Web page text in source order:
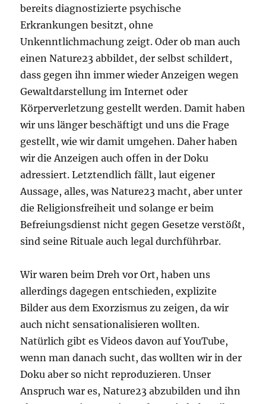
bereits diagnostizierte psychische
Erkrankungen besitzt, ohne
Unkenntlichmachung zeigt. Oder ob man auch
einen Nature23 abbildet, der selbst schildert,
dass gegen ihn immer wieder Anzeigen wegen
Gewaltdarstellung im Internet oder
Körperverletzung gestellt werden. Damit haben
wir uns länger beschäftigt und uns die Frage
gestellt, wie wir damit umgehen. Daher haben
wir die Anzeigen auch offen in der Doku
adressiert. Letztendlich fällt, laut eigener
Aussage, alles, was Nature23 macht, aber unter
die Religionsfreiheit und solange er beim
Befreiungsdienst nicht gegen Gesetze verstößt,
sind seine Rituale auch legal durchführbar.
Wir waren beim Dreh vor Ort, haben uns
allerdings dagegen entschieden, explizite
Bilder aus dem Exorzismus zu zeigen, da wir
auch nicht sensationalisieren wollten.
Natürlich gibt es Videos davon auf YouTube,
wenn man danach sucht, das wollten wir in der
Doku aber so nicht reproduzieren. Unser
Anspruch war es, Nature23 abzubilden und ihn